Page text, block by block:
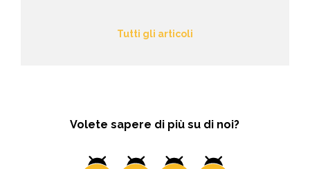
Tutti gli articoli
Volete sapere di più su di noi?